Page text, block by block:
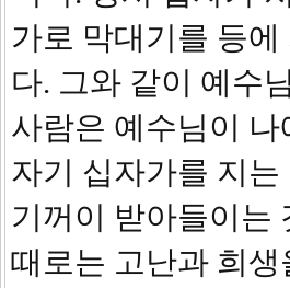
가로 막대기를 등
다. 그와 같이 예수
사람은 예수님이
자기 십자가를 지
기꺼이 받아들이는
때로는 고난과 희